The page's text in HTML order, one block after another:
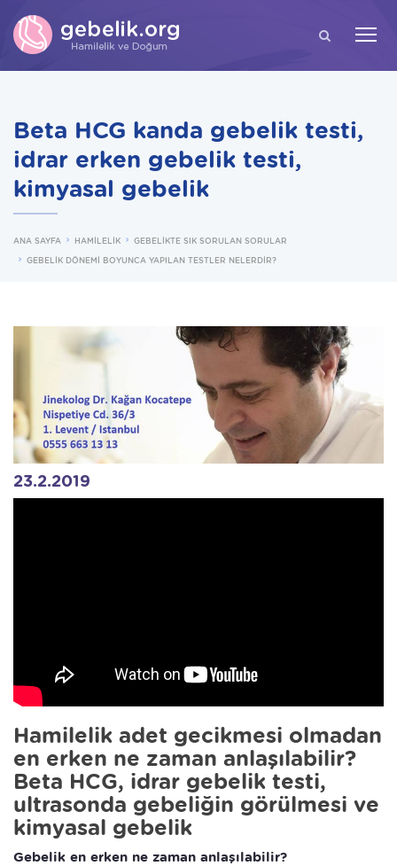
ARA
Beta HCG kanda gebelik testi,
idrar erken gebelik testi,
kimyasal gebelik
ANA SAYFA HAMİLELİK
GEBELİKTE SIK SORULAN SORULAR
GEBELİK DÖNEMİ BOYUNCA YAPILAN TESTLER NELERDİR?
23.2.2019
Hamilelik adet gecikmesi olmadan
en erken ne zaman anlaşılabilir?
Beta HCG, idrar gebelik testi,
ultrasonda gebeliğin görülmesi ve
kimyasal gebelik
Gebelik en erken ne zaman anlaşılabilir?